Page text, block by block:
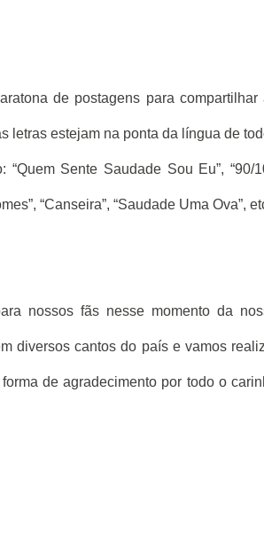
de postagens para compartilhar
letras estejam na ponta da língua de
Sente Saudade Sou Eu”, “90/
“Canseira”, “Saudade Uma Ova”,
nossos fãs nesse momento da
diversos cantos do país e vamos
de agradecimento por todo o